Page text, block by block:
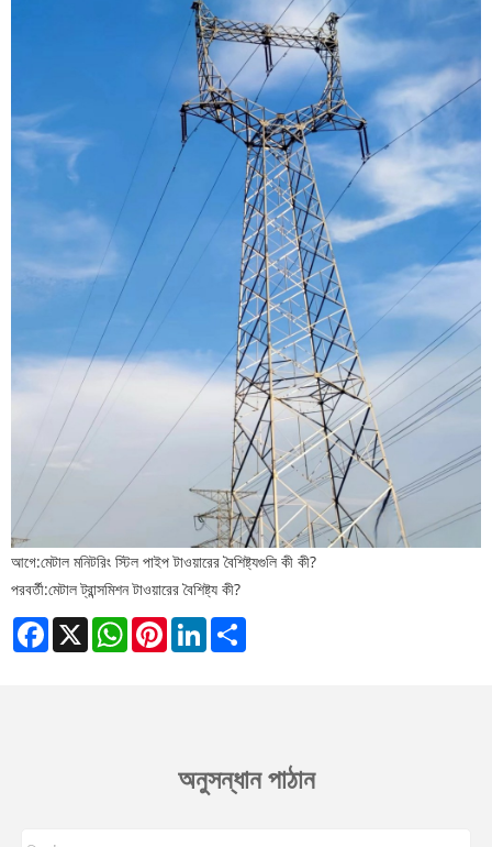
আগে:মেটাল মনিটরিং স্টিল পাইপ টাওয়ারের বৈশিষ্ট্যগুলি কী কী?
পরবর্তী:মেটাল ট্রান্সমিশন টাওয়ারের বৈশিষ্ট্য কী?
Facebook
X WhatsAppPinterestLinkedIn
অনুসন্ধান পাঠান